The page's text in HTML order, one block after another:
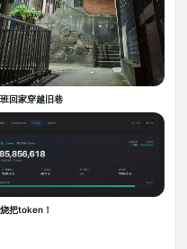
回家穿越旧巷
把token！